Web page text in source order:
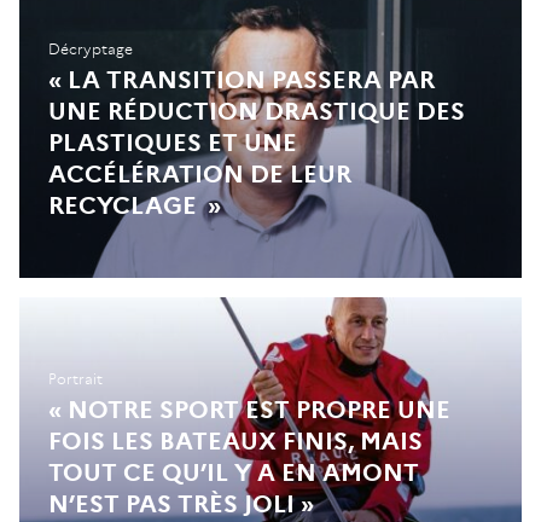
Décryptage
« LA TRANSITION PASSERA PAR
UNE RÉDUCTION DRASTIQUE DES
PLASTIQUES ET UNE
ACCÉLÉRATION DE LEUR
RECYCLAGE »
Portrait
« NOTRE SPORT EST PROPRE UNE
FOIS LES BATEAUX FINIS, MAIS
TOUT CE QU’IL Y A EN AMONT
N’EST PAS TRÈS JOLI »